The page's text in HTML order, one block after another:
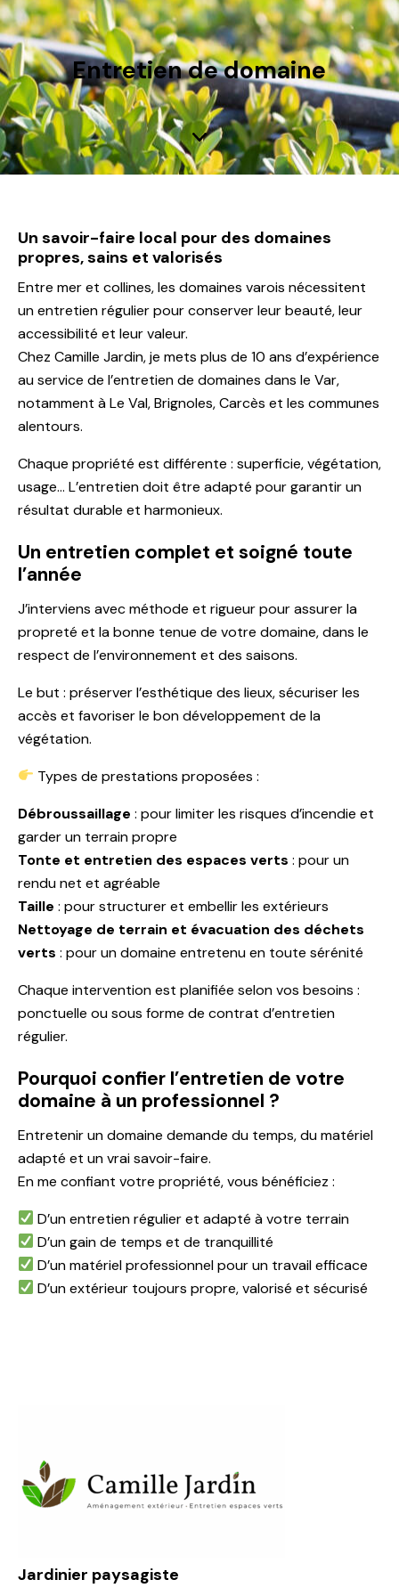
Entretien de domaine
Un savoir-faire local pour des domaines
propres, sains et valorisés
Entre mer et collines, les domaines varois nécessitent
un entretien régulier pour conserver leur beauté, leur
accessibilité et leur valeur.
Chez Camille Jardin, je mets plus de 10 ans d’expérience
au service de l’entretien de domaines dans le Var,
notamment à Le Val, Brignoles, Carcès et les communes
alentours.
Chaque propriété est différente : superficie, végétation,
usage… L’entretien doit être adapté pour garantir un
résultat durable et harmonieux.
Un entretien complet et soigné toute
l’année
J’interviens avec méthode et rigueur pour assurer la
propreté et la bonne tenue de votre domaine, dans le
respect de l’environnement et des saisons.
Le but : préserver l’esthétique des lieux, sécuriser les
accès et favoriser le bon développement de la
végétation.
Types de prestations proposées :
Débroussaillage : pour limiter les risques d’incendie et
garder un terrain propre
Tonte et entretien des espaces verts : pour un
rendu net et agréable
Taille : pour structurer et embellir les extérieurs
Nettoyage de terrain et évacuation des déchets
verts : pour un domaine entretenu en toute sérénité
Chaque intervention est planifiée selon vos besoins :
ponctuelle ou sous forme de contrat d’entretien
régulier.
Pourquoi confier l’entretien de votre
domaine à un professionnel ?
Entretenir un domaine demande du temps, du matériel
adapté et un vrai savoir-faire.
En me confiant votre propriété, vous bénéficiez :
D’un entretien régulier et adapté à votre terrain
D’un gain de temps et de tranquillité
D’un matériel professionnel pour un travail efficace
D’un extérieur toujours propre, valorisé et sécurisé
Jardinier paysagiste